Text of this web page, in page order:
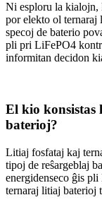
Ni esploru la kialojn,
por elekto ol ternaraj
specoj de baterio
pli pri LiFePO4
informitan decidon
El kio
baterioj?
Litiaj fosfataj kaj
tipoj de reŝargeblaj
energidenseco ĝis
ternaraj litiaj baterioj